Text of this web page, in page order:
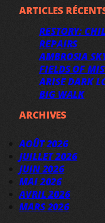
ARTICLES
RESTORY:
REPAIRS
AMBROSIA
FIELDS OF
ARISE DARK
BIG WALK
ARCHIVES
AOÛT 2026
JUILLET 2026
JUIN 2026
MAI 2026
AVRIL 2026
MARS 2026